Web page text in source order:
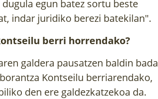
egun batez sortu beste
indar juridiko berezi batekilan".
berri horrendako?
galdera pausatzen baldin bada
Kontseilu berriarendako,
den ere galdezkatzekoa da.